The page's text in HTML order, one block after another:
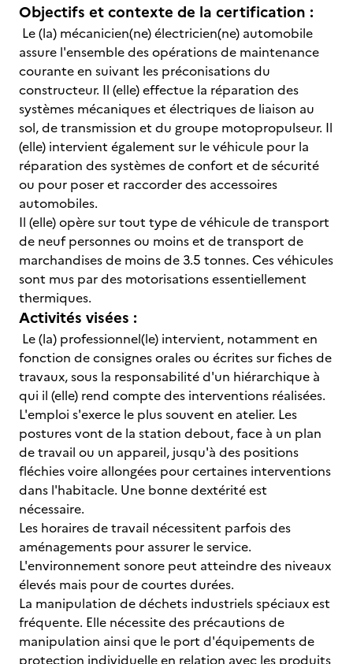
Objectifs et contexte de la certification :
Le (la) mécanicien(ne) électricien(ne) automobile
assure l'ensemble des opérations de maintenance
courante en suivant les préconisations du
constructeur. Il (elle) effectue la réparation des
systèmes mécaniques et électriques de liaison au
sol, de transmission et du groupe motopropulseur. Il
(elle) intervient également sur le véhicule pour la
réparation des systèmes de confort et de sécurité
ou pour poser et raccorder des accessoires
automobiles.
Il (elle) opère sur tout type de véhicule de transport
de neuf personnes ou moins et de transport de
marchandises de moins de 3.5 tonnes. Ces véhicules
sont mus par des motorisations essentiellement
thermiques.
Activités visées :
Le (la) professionnel(le) intervient, notamment en
fonction de consignes orales ou écrites sur fiches de
travaux, sous la responsabilité d'un hiérarchique à
qui il (elle) rend compte des interventions réalisées.
L'emploi s'exerce le plus souvent en atelier. Les
postures vont de la station debout, face à un plan
de travail ou un appareil, jusqu'à des positions
fléchies voire allongées pour certaines interventions
dans l'habitacle. Une bonne dextérité est
nécessaire.
Les horaires de travail nécessitent parfois des
aménagements pour assurer le service.
L'environnement sonore peut atteindre des niveaux
élevés mais pour de courtes durées.
La manipulation de déchets industriels spéciaux est
fréquente. Elle nécessite des précautions de
manipulation ainsi que le port d'équipements de
protection individuelle en relation avec les produits